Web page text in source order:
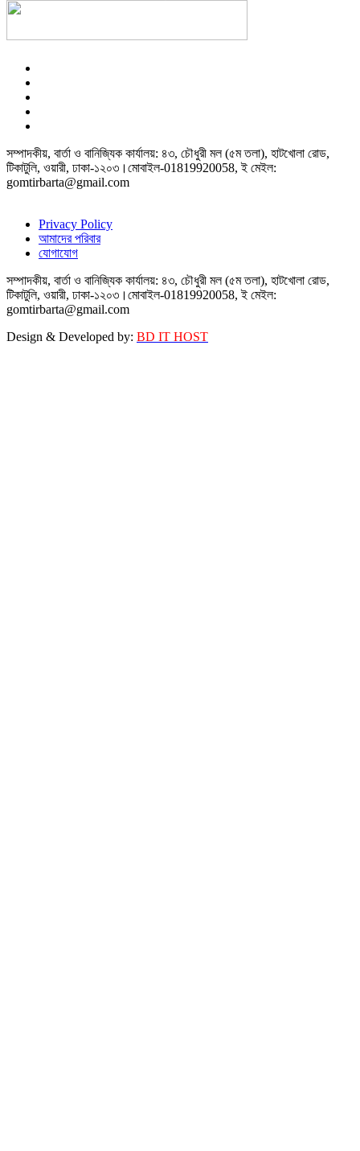
সম্পাদকীয়, বার্তা ও বানিজ্যিক কার্যালয়: ৪৩, চৌধুরী মল (৫ম তলা), হাটখোলা রোড,
টিকাটুলি, ওয়ারী, ঢাকা-১২০৩।মোবাইল-01819920058, ই মেইল:
gomtirbarta@gmail.com
Privacy Policy
আমাদের পরিবার
যোগাযোগ
সম্পাদকীয়, বার্তা ও বানিজ্যিক কার্যালয়: ৪৩, চৌধুরী মল (৫ম তলা), হাটখোলা রোড,
টিকাটুলি, ওয়ারী, ঢাকা-১২০৩।মোবাইল-01819920058, ই মেইল:
gomtirbarta@gmail.com
Design & Developed by: BD IT HOST